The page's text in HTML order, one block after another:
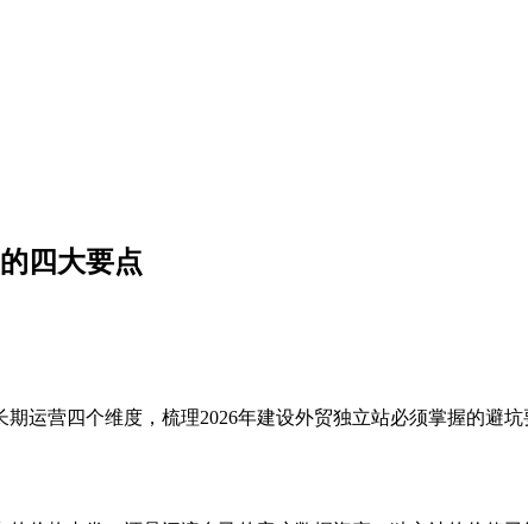
四大要点
运营四个维度，梳理2026年建设外贸独立站必须掌握的避